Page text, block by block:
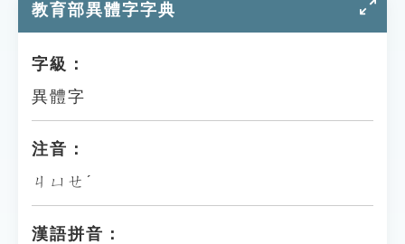
貓頭鷹博士
教育部異體字字典
字級：
異體字
注音：
ㄐㄩㄝˊ
漢語拼音：